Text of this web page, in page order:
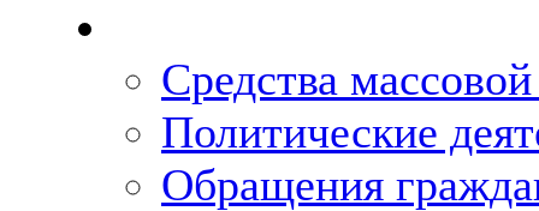
Средства
Политические
Обращения